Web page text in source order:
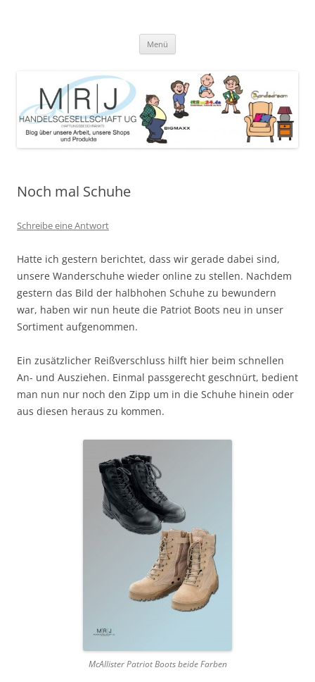
angebotene Produkte
Menü
Noch mal Schuhe
Schreibe eine Antwort
Hatte ich gestern berichtet, dass wir gerade dabei sind,
unsere Wanderschuhe wieder online zu stellen. Nachdem
gestern das Bild der halbhohen Schuhe zu bewundern
war, haben wir nun heute die Patriot Boots neu in unser
Sortiment aufgenommen.
Ein zusätzlicher Reißverschluss hilft hier beim schnellen
An- und Ausziehen. Einmal passgerecht geschnürt, bedient
man nun nur noch den Zipp um in die Schuhe hinein oder
aus diesen heraus zu kommen.
McAllister Patriot Boots beide Farben